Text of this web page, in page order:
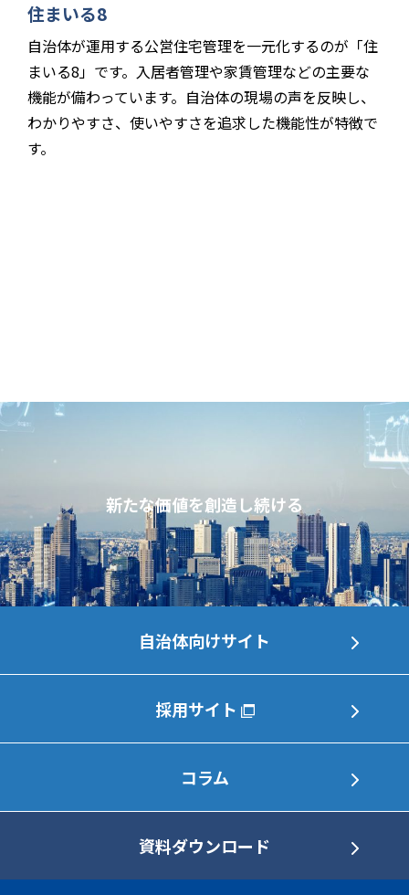
住まいる8
自治体が運用する公営住宅管理を一元化するのが「住
まいる8」です。入居者管理や家賃管理などの主要な
機能が備わっています。⾃治体の現場の声を反映し、
わかりやすさ、使いやすさを追求した機能性が特徴で
す。
新たな価値を創造し続ける
自治体向けサイト
採用サイト
コラム
資料ダウンロード